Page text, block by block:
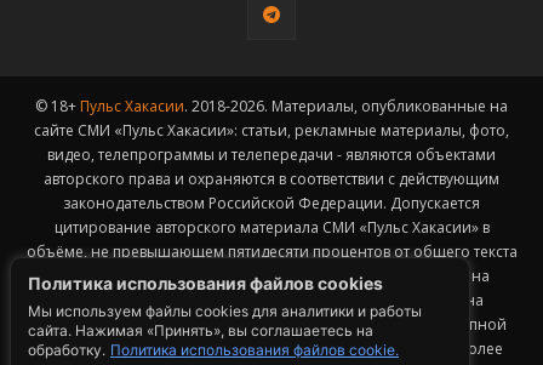
Политика использования файлов cookies
Мы используем файлы cookies для аналитики и работы
сайта. Нажимая «Принять», вы соглашаетесь на
обработку. Политика использования файлов cookie.
© 18+ Пульс Хакасии. 2018-2026. Материалы, опубликованные на
сайте СМИ «Пульс Хакасии»: статьи, рекламные материалы, фото,
видео, телепрограммы и телепередачи - являются объектами
авторского права и охраняются в соответствии с действующим
законодательством Российской Федерации. Допускается
цитирование авторского материала СМИ «Пульс Хакасии» в
объёме, не превышающем пятидесяти процентов от общего текста
публикации с обязательным размещением гиперссылки на
страницу заимствования материала. Гиперссылка должна
размещаться в тексте цитируемого материала и быть доступной
для индексации поисковыми системами. Заимствование более